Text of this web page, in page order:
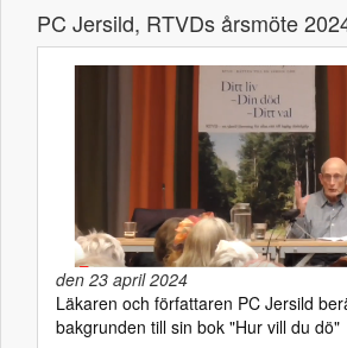
PC Jersild, RTVDs årsmöte
den 23 april 2024
Läkaren och författaren PC Jersild
bakgrunden till sin bok "Hur vill du dö"